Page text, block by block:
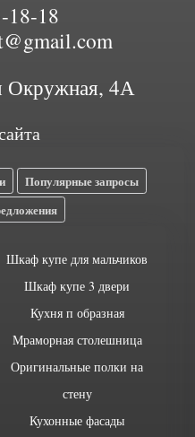
18-18
Окружная, 4А
Популярные запросы
Шкаф купе для мальчиков
Шкаф купе 3 двери
Кухня п образная
Мраморная столешница
Оригинальные полки на
стену
Кухонные фасады